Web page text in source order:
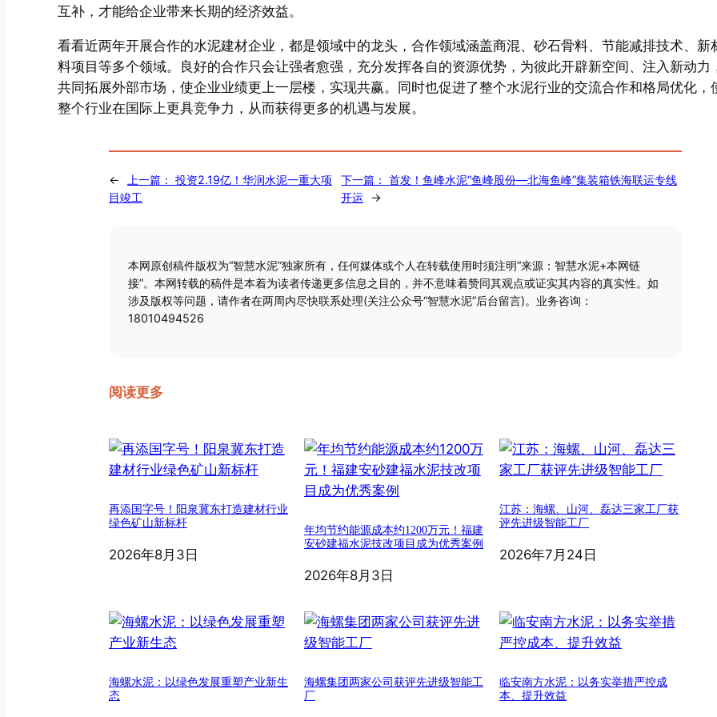
互补，才能给企业带来长期的经济效益。
看看近两年开展合作的水泥建材企业，都是领域中的龙头，合作领域涵盖商混、砂石骨料、节能减排技术、新
料项目等多个领域。良好的合作只会让强者愈强，充分发挥各自的资源优势，为彼此开辟新空间、注入新动力
共同拓展外部市场，使企业业绩更上一层楼，实现共赢。同时也促进了整个水泥行业的交流合作和格局优化，
整个行业在国际上更具竞争力，从而获得更多的机遇与发展。
← 上一篇： 投资2.19亿！华润水泥一重大项
目竣工
下一篇：
首发！鱼峰水泥“鱼峰股份—北海鱼峰”集装箱铁海联运专线
开运
→
本网原创稿件版权为“智慧水泥”独家所有，任何媒体或个人在转载使用时须注明“来源：智慧水泥+本网链
接”。本网转载的稿件是本着为读者传递更多信息之目的，并不意味着赞同其观点或证实其内容的真实性。如
涉及版权等问题，请作者在两周内尽快联系处理(关注公众号“智慧水泥”后台留言)。业务咨询：
18010494526
阅读更多
再添国字号！阳泉冀东打造建材行业
绿色矿山新标杆
2026年8月3日
年均节约能源成本约1200万元！福建
安砂建福水泥技改项目成为优秀案例
2026年8月3日
江苏：海螺、山河、磊达三家工厂获
评先进级智能工厂
2026年7月24日
海螺水泥：以绿色发展重塑产业新生
态
海螺集团两家公司获评先进级智能工
厂
临安南方水泥：以务实举措严控成
本、提升效益